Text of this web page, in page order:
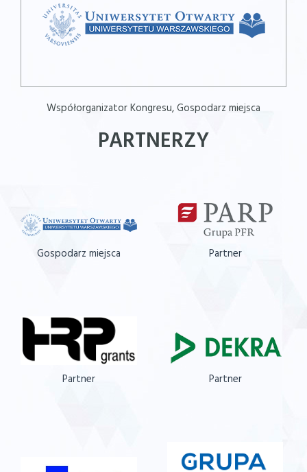
Współorganizator Kongresu, Gospodarz miejsca
PARTNERZY
Gospodarz miejsca Partner
Partner Partner